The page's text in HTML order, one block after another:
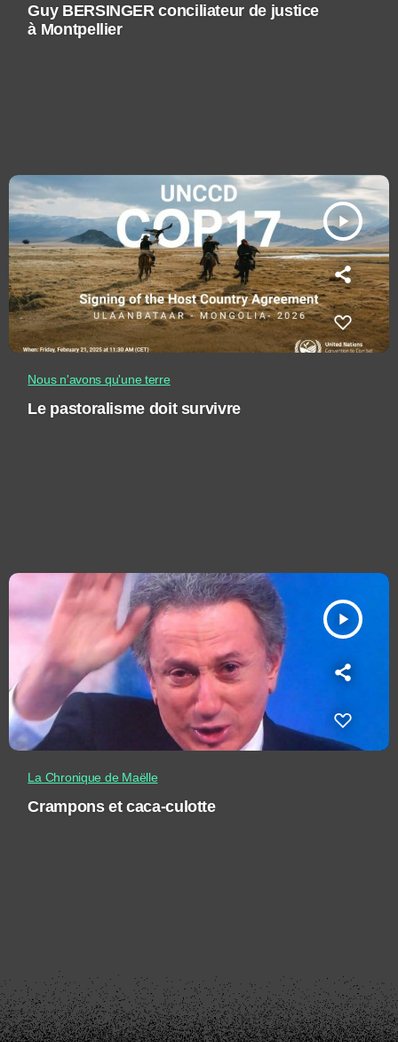
Guy BERSINGER conciliateur de justice
à Montpellier
play_arrow
Nous n'avons qu'une terre
Le pastoralisme doit survivre
play_arrow
La Chronique de Maëlle
Crampons et caca-culotte